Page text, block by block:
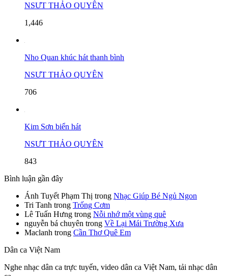
NSƯT THẢO QUYÊN
1,446
Nho Quan khúc hát thanh bình
NSƯT THẢO QUYÊN
706
Kim Sơn biển hát
NSƯT THẢO QUYÊN
843
Bình luận gần đây
Ánh Tuyết Phạm Thị trong Nhạc Giúp Bé Ngủ Ngon
Tri Tanh trong Trống Cơm
Lê Tuấn Hưng trong Nỗi nhớ một vùng quê
nguyễn bá chuyên trong Về Lại Mái Trường Xưa
Maclanh trong Cần Thơ Quê Em
Dân ca Việt Nam
Nghe nhạc dân ca trực tuyến, video dân ca Việt Nam, tải nhạc dân